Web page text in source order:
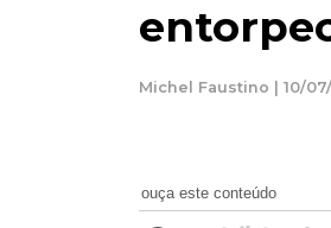
Michel Faustino | 10/07/
ouça este conteúdo